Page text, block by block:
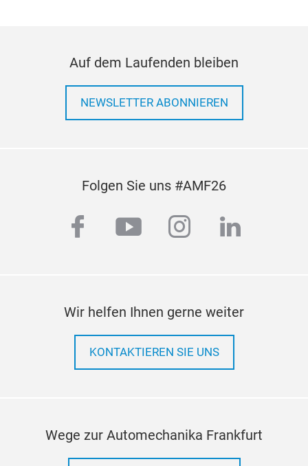
Auf dem Laufenden bleiben
NEWSLETTER ABONNIEREN
Folgen Sie uns #AMF26
facebook
youtubeinstagram
linkedin
Wir helfen Ihnen gerne weiter
KONTAKTIEREN SIE UNS
Wege zur Automechanika Frankfurt